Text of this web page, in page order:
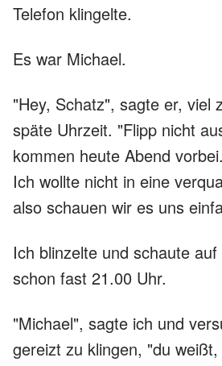
Telefon klingelte.
Es war Michael.
"Hey, Schatz", sagte er, viel
späte Uhrzeit. "Flipp nicht
kommen heute Abend
Ich wollte nicht in eine
also schauen wir es uns
Ich blinzelte und schaute
schon fast 21.00 Uhr.
"Michael", sagte ich und
gereizt zu klingen, "du